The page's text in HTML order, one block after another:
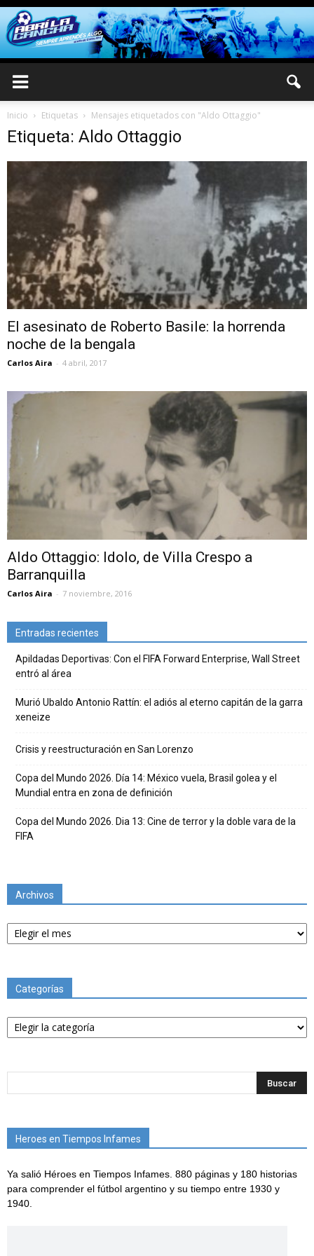
Inicio Etiquetas Mensajes etiquetados con "Aldo Ottaggio"
Etiqueta: Aldo Ottaggio
El asesinato de Roberto Basile: la horrenda
noche de la bengala
Carlos Aira - 4 abril, 2017
Aldo Ottaggio: Idolo, de Villa Crespo a
Barranquilla
Carlos Aira - 7 noviembre, 2016
Entradas recientes
Apildadas Deportivas: Con el FIFA Forward Enterprise, Wall Street
entró al área
Murió Ubaldo Antonio Rattín: el adiós al eterno capitán de la garra
xeneize
Crisis y reestructuración en San Lorenzo
Copa del Mundo 2026. Día 14: México vuela, Brasil golea y el
Mundial entra en zona de definición
Copa del Mundo 2026. Dia 13: Cine de terror y la doble vara de la
FIFA
Archivos
Archivos
Categorías
Categorías
Heroes en Tiempos Infames
Ya salió Héroes en Tiempos Infames. 880 páginas y 180 historias
para comprender el fútbol argentino y su tiempo entre 1930 y
1940.